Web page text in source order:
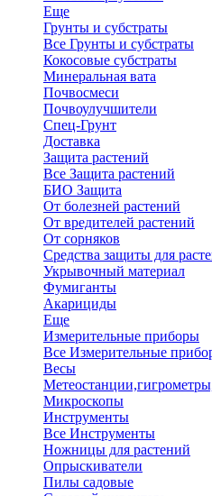
Еще
Грунты и субстраты
Все Грунты и субстраты
Кокосовые субстраты
Минеральная вата
Почвосмеси
Почвоулучшители
Спец-Грунт
Доставка
Защита растений
Все Защита растений
БИО Защита
От болезней растений
От вредителей растений
От сорняков
Средства защиты для
Укрывочный материал
Фумиганты
Акарициды
Еще
Измерительные приборы
Все Измерительные
Весы
Микроскопы
Инструменты
Все Инструменты
Ножницы для растений
Опрыскиватели
Пилы садовые